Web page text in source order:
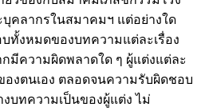
บุคลากรในสมาคมฯ แต่อย่างใด
ทั้งหมดของบทความแต่ละเรื่อง
มีความผิดพลาดใด ๆ ผู้แต่งแต่ละ
งตนเอง ตลอดจนความรับผิดชอบ
บทความเป็นของผู้แต่ง ไม่